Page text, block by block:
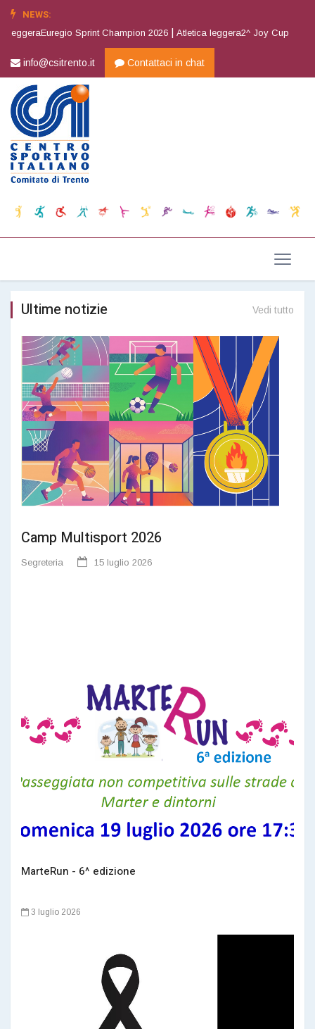
NEWS:
2026 |Atletica leggera2^ Joy Cup |Orienteering5^ prova
info@csitrento.it Contattaci in chat
Ultime notizie Vedi tutto
Camp Multisport 2026
Segreteria 15 luglio 2026
MarteRun - 6^ edizione
3 luglio 2026